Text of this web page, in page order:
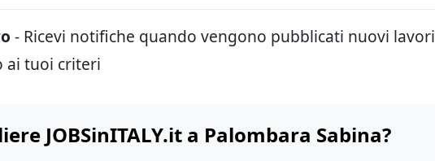
- Ricevi notifiche quando vengono pubblicati nuovi lavori
ai tuoi criteri
JOBSinITALY.it a Palombara Sabina?